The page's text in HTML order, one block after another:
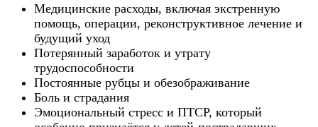
Медицинские расходы, включая экстренную
помощь, операции, реконструктивное лечение и
будущий уход
Потерянный заработок и утрату
трудоспособности
Постоянные рубцы и обезображивание
Боль и страдания
Эмоциональный стресс и ПТСР, который